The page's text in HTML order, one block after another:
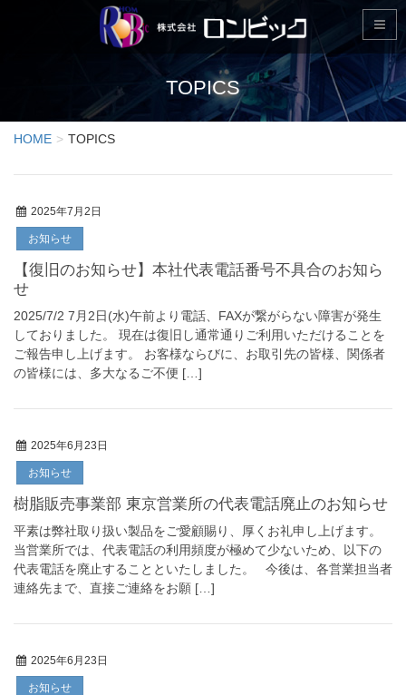
TOPICS
HOME TOPICS
2025年7月2日
お知らせ
【復旧のお知らせ】本社代表電話番号不具合のお知ら
せ
2025/7/2 7月2日(水)午前より電話、FAXが繋がらない障害が発生
しておりました。 現在は復旧し通常通りご利用いただけることを
ご報告申し上げます。 お客様ならびに、お取引先の皆様、関係者
の皆様には、多大なるご不便 […]
2025年6月23日
お知らせ
樹脂販売事業部 東京営業所の代表電話廃止のお知らせ
平素は弊社取り扱い製品をご愛顧賜り、厚くお礼申し上げます。
当営業所では、代表電話の利用頻度が極めて少ないため、以下の
代表電話を廃止することといたしました。 今後は、各営業担当者
連絡先まで、直接ご連絡をお願 […]
2025年6月23日
お知らせ